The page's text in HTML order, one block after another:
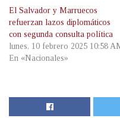
El Salvador y Marruecos
refuerzan lazos diplomáticos
con segunda consulta política
lunes, 10 febrero 2025 10:58
En «Nacionales»